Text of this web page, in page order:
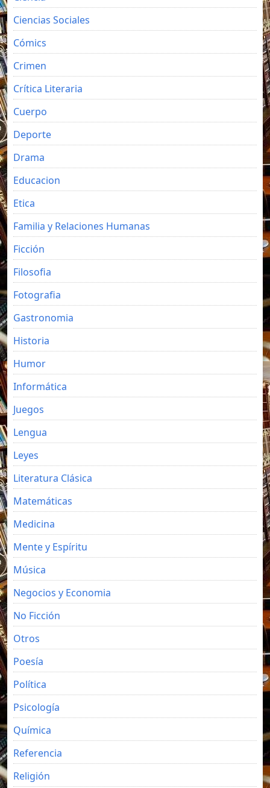
Ciencias Sociales
Cómics
Crimen
Crítica Literaria
Cuerpo
Deporte
Drama
Educacion
Etica
Familia y Relaciones Humanas
Ficción
Filosofia
Fotografia
Gastronomia
Historia
Humor
Informática
Juegos
Lengua
Leyes
Literatura Clásica
Matemáticas
Medicina
Mente y Espíritu
Música
Negocios y Economia
No Ficción
Otros
Poesía
Política
Psicología
Química
Referencia
Religión